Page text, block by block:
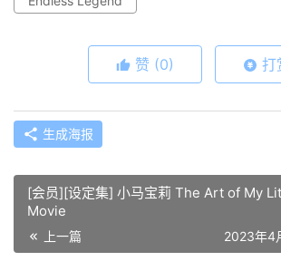
赞 (0) 打
生成海报
[会员][设定集] 小马宝莉 The Art of My
Movie
上一篇 2023年4